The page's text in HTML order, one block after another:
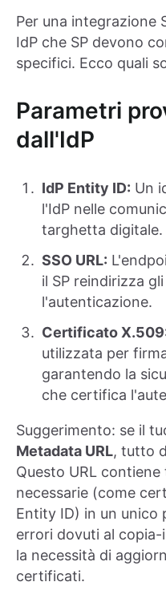
Per una integrazione
IdP che SP devono
specifici. Ecco quali
Parametri
dall'IdP
IdP Entity ID: Un
l'IdP nelle
targhetta digitale.
SSO URL:
il SP reindirizza
l'autenticazione.
Certificato
utilizzata per
garantendo la
che certifica
Suggerimento: se il
Metadata URL, tutto
Questo URL
necessarie (come
Entity ID) in un unico
errori dovuti al copia-
la necessità di
certificati.